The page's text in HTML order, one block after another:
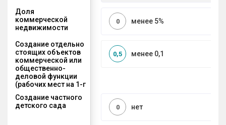
Доля
коммерческой
недвижимости
менее 5%
0
Создание отдельно
стоящих объектов
коммерческой или
общественно-
деловой функции
(рабочих мест на 1-г
менее 0,1
0,5
Создание частного
детского сада
нет
0